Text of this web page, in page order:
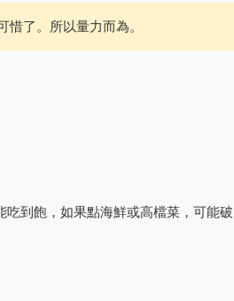
了。所以量力而為。
到飽，如果點海鮮或高檔菜，可能破